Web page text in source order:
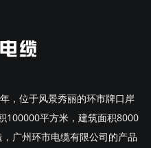
，位于风景秀丽的环市牌口岸
100000平方米，建筑面积8000
广州环市电缆有限公司的产品